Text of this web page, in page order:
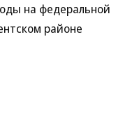
на федеральной
районе